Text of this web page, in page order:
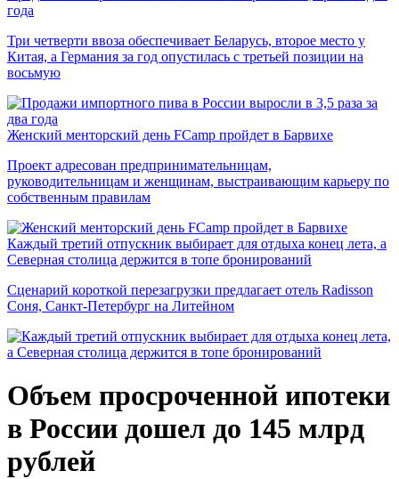
года
Три четверти ввоза обеспечивает Беларусь, второе место у
Китая, а Германия за год опустилась с третьей позиции на
восьмую
Женский менторский день FCamp пройдет в Барвихе
Проект адресован предпринимательницам,
руководительницам и женщинам, выстраивающим карьеру по
собственным правилам
Каждый третий отпускник выбирает для отдыха конец лета, а
Северная столица держится в топе бронирований
Сценарий короткой перезагрузки предлагает отель Radisson
Соня, Санкт-Петербург на Литейном
Объем просроченной ипотеки
в России дошел до 145 млрд
рублей